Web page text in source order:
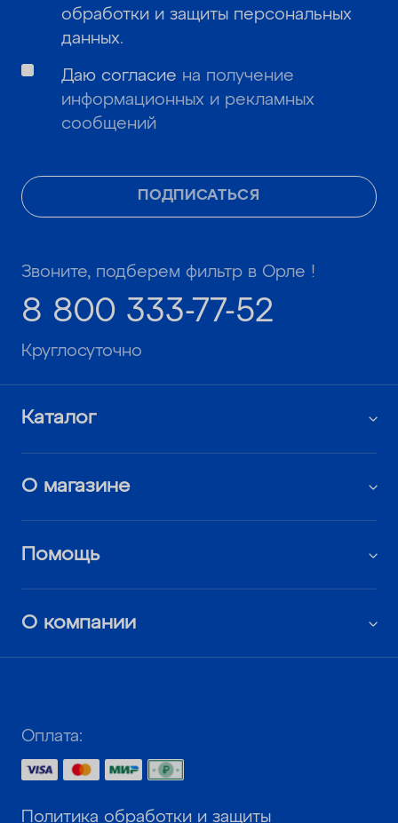
ПОДПИСАТЬСЯ
обработки и защиты персональных
данных.
Даю согласие на получение
информационных и рекламных
сообщений
Звоните, подберем фильтр в Орле !
8 800 333-77-52
Круглосуточно
Каталог
О магазине
Помощь
О компании
Оплата:
Политика обработки и защиты